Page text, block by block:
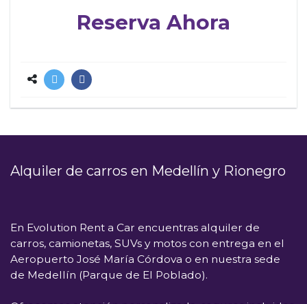
Reserva Ahora
Alquiler de carros en Medellín y Rionegro
En Evolution Rent a Car encuentras alquiler de
carros, camionetas, SUVs y motos con entrega en el
Aeropuerto José María Córdova o en nuestra sede
de Medellín (Parque de El Poblado).